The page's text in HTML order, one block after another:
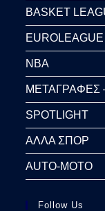
BASKET
EUROLEAGUE
NBA
ΜΕΤΑΓΡΑΦΕΣ
SPOTLIGHT
ΑΛΛΑ ΣΠΟΡ
AUTO-MOTO
Follow Us